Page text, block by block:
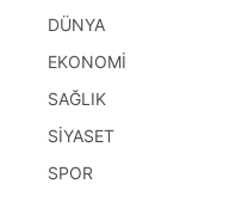
DÜNYA
EKONOMİ
SAĞLIK
SİYASET
SPOR